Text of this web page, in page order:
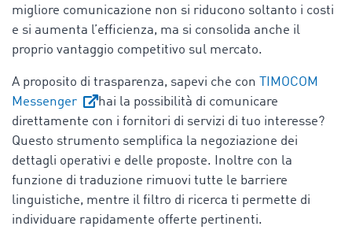
migliore comunicazione non si riducono soltanto i costi
e si aumenta l’efficienza, ma si consolida anche il
proprio vantaggio competitivo sul mercato.
A proposito di trasparenza, sapevi che con
TIMOCOM
Messenger
hai la possibilità di comunicare
direttamente con i fornitori di servizi di tuo interesse?
Questo strumento semplifica la negoziazione dei
dettagli operativi e delle proposte. Inoltre con la
funzione di traduzione rimuovi tutte le barriere
linguistiche, mentre il filtro di ricerca ti permette di
individuare rapidamente offerte pertinenti.